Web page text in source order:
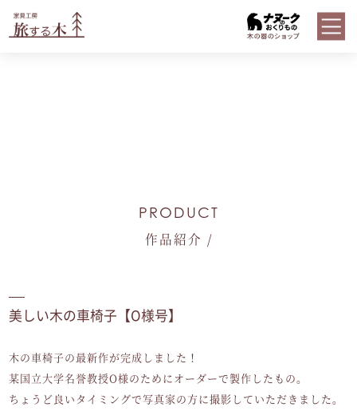
PRODUCT
作品紹介 /
美しい木の車椅子【O様号】
木の車椅子の最新作が完成しました！
某国立大学名誉教授O様のためにオーダーで製作したもの。
ちょうど良いタイミングで写真家の方に撮影していただきました。